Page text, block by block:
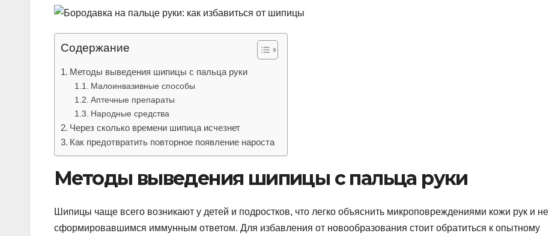
Содержание
Методы выведения шипицы с пальца руки
Малоинвазивные способы
Аптечные препараты
Народные средства
Через сколько времени шипица исчезнет
Как предотвратить повторное появление нароста
Методы выведения шипицы с пальца руки
Шипицы чаще всего возникают у детей и подростков, что легко объяснить микроповреждениями кожи рук и не
сформировавшимся иммунным ответом. Для избавления от новообразования стоит обратиться к опытному